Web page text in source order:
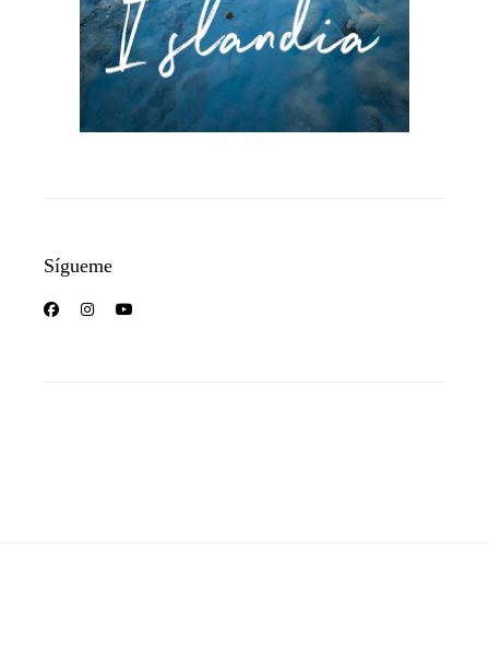
Sígueme